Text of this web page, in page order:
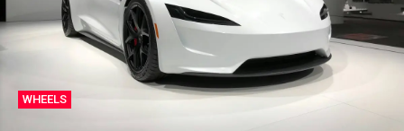
WHEELS